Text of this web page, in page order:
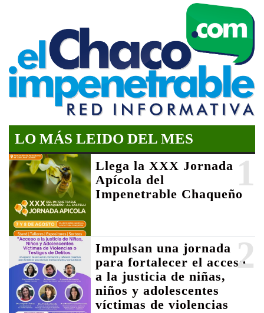
LO MÁS LEIDO DEL MES
1
Llega la XXX Jornada
Apícola del
Impenetrable Chaqueño
2
Impulsan una jornada
para fortalecer el acceso
a la justicia de niñas,
niños y adolescentes
víctimas de violencias